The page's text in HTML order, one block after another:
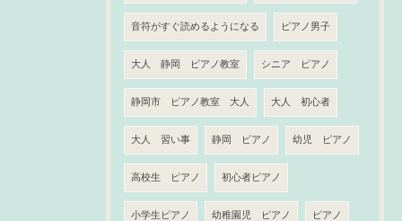
音符がすぐ読めるようになる ピアノ男子
大人 静岡 ピアノ教室 シニア ピアノ
静岡市 ピアノ教室 大人 大人 初心者
大人 習い事 静岡 ピアノ 幼児 ピアノ
高校生 ピアノ 初心者ピアノ
小学生ピアノ 幼稚園児 ピアノ ピアノ